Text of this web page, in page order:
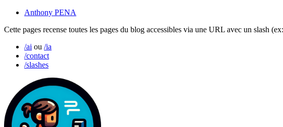
Anthony PENA
Cette pages recense toutes les pages du blog accessibles via une URL avec un slash
/ai ou /ia
/contact
/slashes